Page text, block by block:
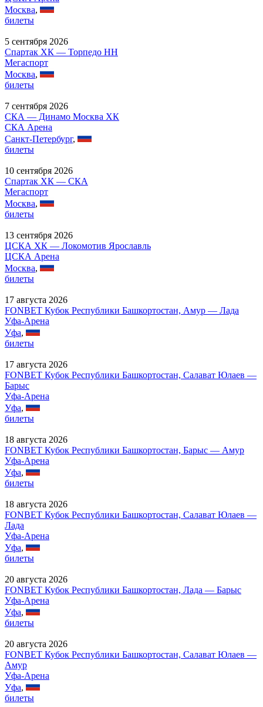
Москва,
билеты
5 сентября 2026
Спартак ХК — Торпедо НН
Мегаспорт
Москва,
билеты
7 сентября 2026
СКА — Динамо Москва ХК
СКА Арена
Санкт-Петербург,
билеты
10 сентября 2026
Спартак ХК — СКА
Мегаспорт
Москва,
билеты
13 сентября 2026
ЦСКА ХК — Локомотив Ярославль
ЦСКА Арена
Москва,
билеты
17 августа 2026
FONBET Кубок Республики Башкортостан, Амур — Лада
Уфа-Арена
Уфа,
билеты
17 августа 2026
FONBET Кубок Республики Башкортостан, Салават Юлаев —
Барыс
Уфа-Арена
Уфа,
билеты
18 августа 2026
FONBET Кубок Республики Башкортостан, Барыс — Амур
Уфа-Арена
Уфа,
билеты
18 августа 2026
FONBET Кубок Республики Башкортостан, Салават Юлаев —
Лада
Уфа-Арена
Уфа,
билеты
20 августа 2026
FONBET Кубок Республики Башкортостан, Лада — Барыс
Уфа-Арена
Уфа,
билеты
20 августа 2026
FONBET Кубок Республики Башкортостан, Салават Юлаев —
Амур
Уфа-Арена
Уфа,
билеты